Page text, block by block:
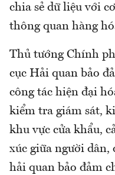
chia sẻ dữ liệu với
thông quan hàng
Thủ tướng Chính
cục Hải quan bảo
công tác hiện đại
kiểm tra giám sát,
khu vực cửa khẩu,
xúc giữa người dân,
hải quan bảo đảm